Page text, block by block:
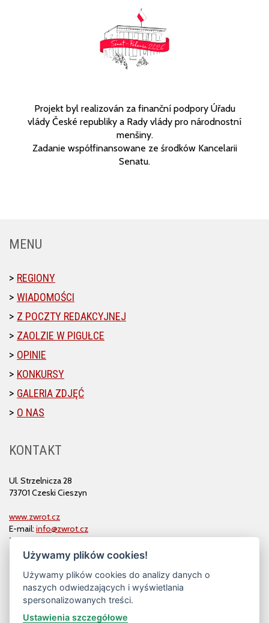
Projekt byl realizován za finanční podpory Úřadu
vlády České republiky a Rady vlády pro národnostní
menšiny.
Zadanie współfinansowane ze środków Kancelarii
Senatu.
MENU
REGIONY
WIADOMOŚCI
Z POCZTY REDAKCYJNEJ
ZAOLZIE W PIGUŁCE
OPINIE
KONKURSY
GALERIA ZDJĘĆ
O NAS
KONTAKT
Ul. Strzelnicza 28
73701 Czeski Cieszyn
www.zwrot.cz
E-mail: info@zwrot.cz
Tel. i faks: 558 711 582
Używamy plików cookies!
Używamy plików cookies do analizy danych o
naszych odwiedzających i wyświetlania
spersonalizowanych treści.
Ustawienia szczegółowe